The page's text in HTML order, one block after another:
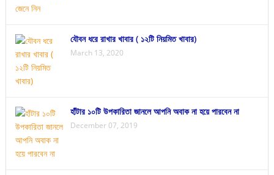
যৌবন ধরে রাখার খাবার ( ১২টি নিয়মিত খাবার)
March 13, 2020
হাঁটার ১০টি উপকারিতা জানলে আপনি অবাক না হয়ে পারবেন না
December 07, 2019